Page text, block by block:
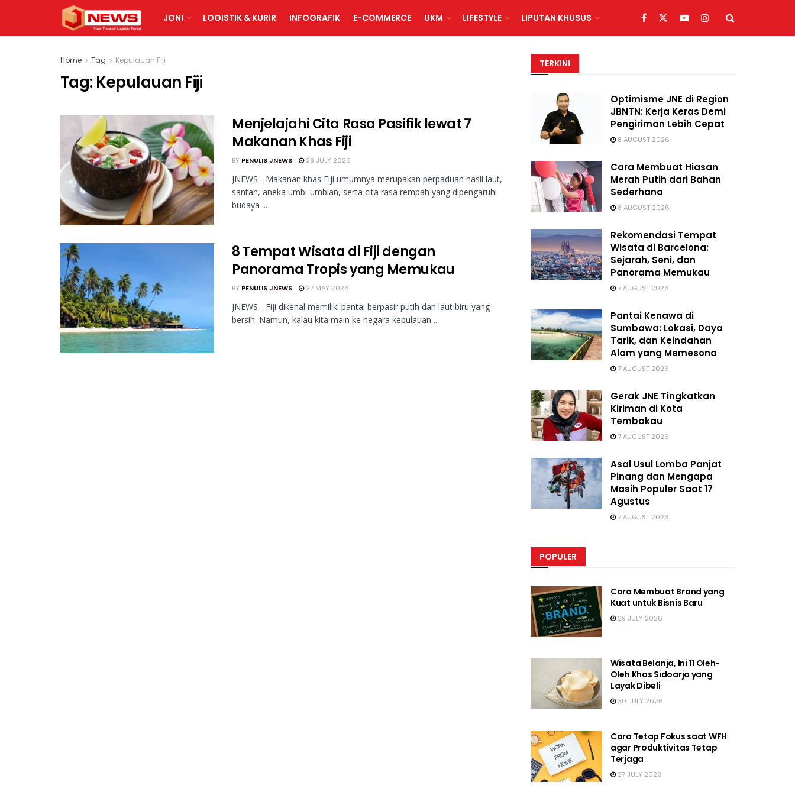
JONI LOGISTIK & KURIR INFOGRAFIK E-COMMERCE UKM LIFESTYLE LIPUTAN KHUSUS
Home Tag Kepulauan Fiji
Tag: Kepulauan Fiji
Menjelajahi Cita Rasa Pasifik lewat 7
Makanan Khas Fiji
BY PENULIS JNEWS 28 JULY 2026
JNEWS - Makanan khas Fiji umumnya merupakan perpaduan hasil laut,
santan, aneka umbi-umbian, serta cita rasa rempah yang dipengaruhi
budaya ...
8 Tempat Wisata di Fiji dengan
Panorama Tropis yang Memukau
BY PENULIS JNEWS 27 MAY 2026
JNEWS - Fiji dikenal memiliki pantai berpasir putih dan laut biru yang
bersih. Namun, kalau kita main ke negara kepulauan ...
TERKINI
Optimisme JNE di Region
JBNTN: Kerja Keras Demi
Pengiriman Lebih Cepat
8 AUGUST 2026
Cara Membuat Hiasan
Merah Putih dari Bahan
Sederhana
8 AUGUST 2026
Rekomendasi Tempat
Wisata di Barcelona:
Sejarah, Seni, dan
Panorama Memukau
7 AUGUST 2026
Pantai Kenawa di
Sumbawa: Lokasi, Daya
Tarik, dan Keindahan
Alam yang Memesona
7 AUGUST 2026
Gerak JNE Tingkatkan
Kiriman di Kota
Tembakau
7 AUGUST 2026
Asal Usul Lomba Panjat
Pinang dan Mengapa
Masih Populer Saat 17
Agustus
7 AUGUST 2026
POPULER
Cara Membuat Brand yang
Kuat untuk Bisnis Baru
29 JULY 2026
Wisata Belanja, Ini 11 Oleh-
Oleh Khas Sidoarjo yang
Layak Dibeli
30 JULY 2026
Cara Tetap Fokus saat WFH
agar Produktivitas Tetap
Terjaga
27 JULY 2026